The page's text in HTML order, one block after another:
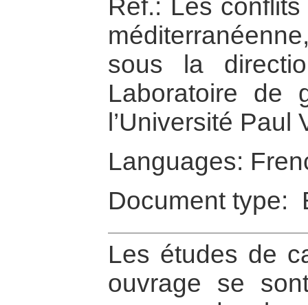
Ref.: Les
sous la
Laboratoire de
l’Université Paul
Languages:
Document type:
Les études de
ouvrage se